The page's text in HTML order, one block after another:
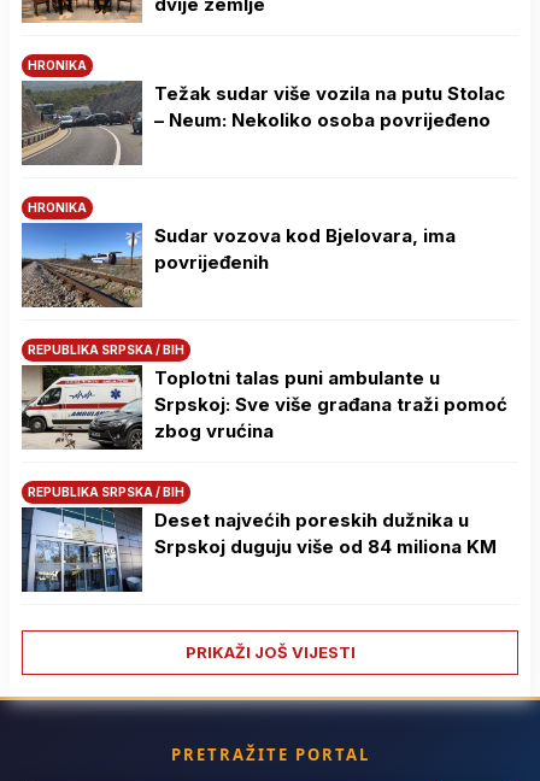
HRONIKA
Težak sudar više vozila na putu Stolac
– Neum: Nekoliko osoba povrijeđeno
HRONIKA
Sudar vozova kod Bjelovara, ima
povrijeđenih
REPUBLIKA SRPSKA / BIH
Toplotni talas puni ambulante u
Srpskoj: Sve više građana traži pomoć
zbog vrućina
REPUBLIKA SRPSKA / BIH
Deset najvećih poreskih dužnika u
Srpskoj duguju više od 84 miliona KM
PRIKAŽI JOŠ VIJESTI
PRETRAŽITE PORTAL